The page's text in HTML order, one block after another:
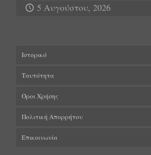
5 Αυγούστου, 2026
Ιστορικό
Ταυτότητα
Όροι Χρήσης
Πολιτική Απορρήτου
Επικοινωνία